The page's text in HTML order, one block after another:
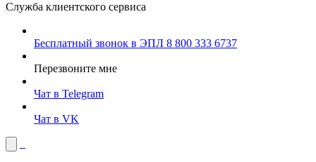
Служба клиентского сервиса
Бесплатный звонок в ЭПЛ 8 800 333 6737
Перезвоните мне
Чат в Telegram
Чат в VK